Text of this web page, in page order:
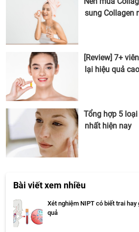
sung Collagen
[Review] 7+
lại hiệu quả
Tổng hợp 5
nhất hiện nay
Bài viết xem nhiều
Xét nghiệm NIPT có biết trai
quả